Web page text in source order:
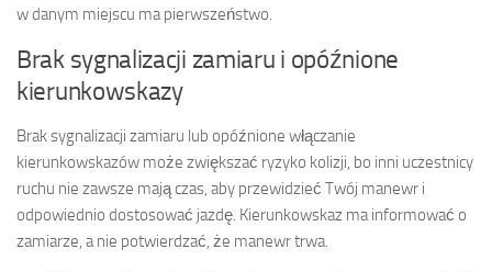
w danym miejscu ma pierwszeństwo.
Brak sygnalizacji zamiaru i opóźnione
kierunkowskazy
Brak sygnalizacji zamiaru lub opóźnione włączanie
kierunkowskazów może zwiększać ryzyko kolizji, bo inni uczestnicy
ruchu nie zawsze mają czas, aby przewidzieć Twój manewr i
odpowiednio dostosować jazdę. Kierunkowskaz ma informować o
zamiarze, a nie potwierdzać, że manewr trwa.